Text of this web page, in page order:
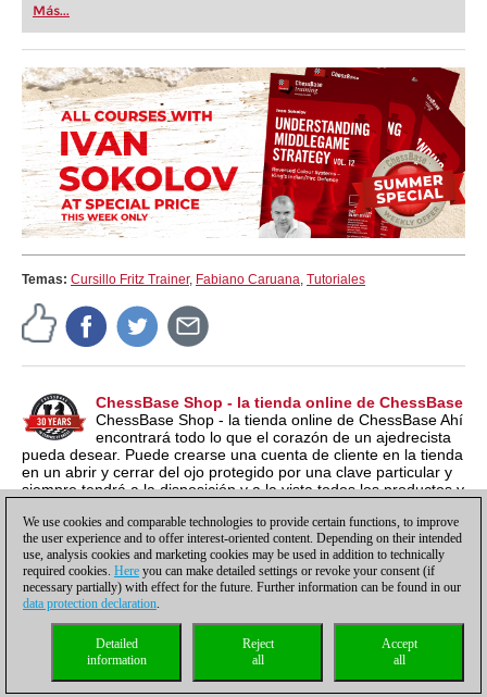
Más...
Temas: Cursillo Fritz Trainer, Fabiano Caruana Tutoriales
ChessBase Shop - la tienda online de ChessBase
ChessBase Shop - la tienda online de ChessBase Ahí
encontrará todo lo que el corazón de un ajedrecista
pueda desear. Puede crearse una cuenta de cliente en la tienda
en un abrir y cerrar del ojo protegido por una clave particular y
siempre tendrá a la disposición y a la vista todos los productos y
otro ordenador nuevo, por ejemplo.
Política de privacidad |Para contactar Cookies Management
Licencias
Compliance Hotline
coldest news
We use cookies and comparable technologies to provide certain functions, to improve
the user experience and to offer interest-oriented content. Depending on their intended
use, analysis cookies and marketing cookies may be used in addition to technically
required cookies. Here you can make detailed settings or revoke your consent (if
necessary partially) with effect for the future. Further information can be found in our
data protection declaration.
Accept
all
Reject
all
Detailed
information